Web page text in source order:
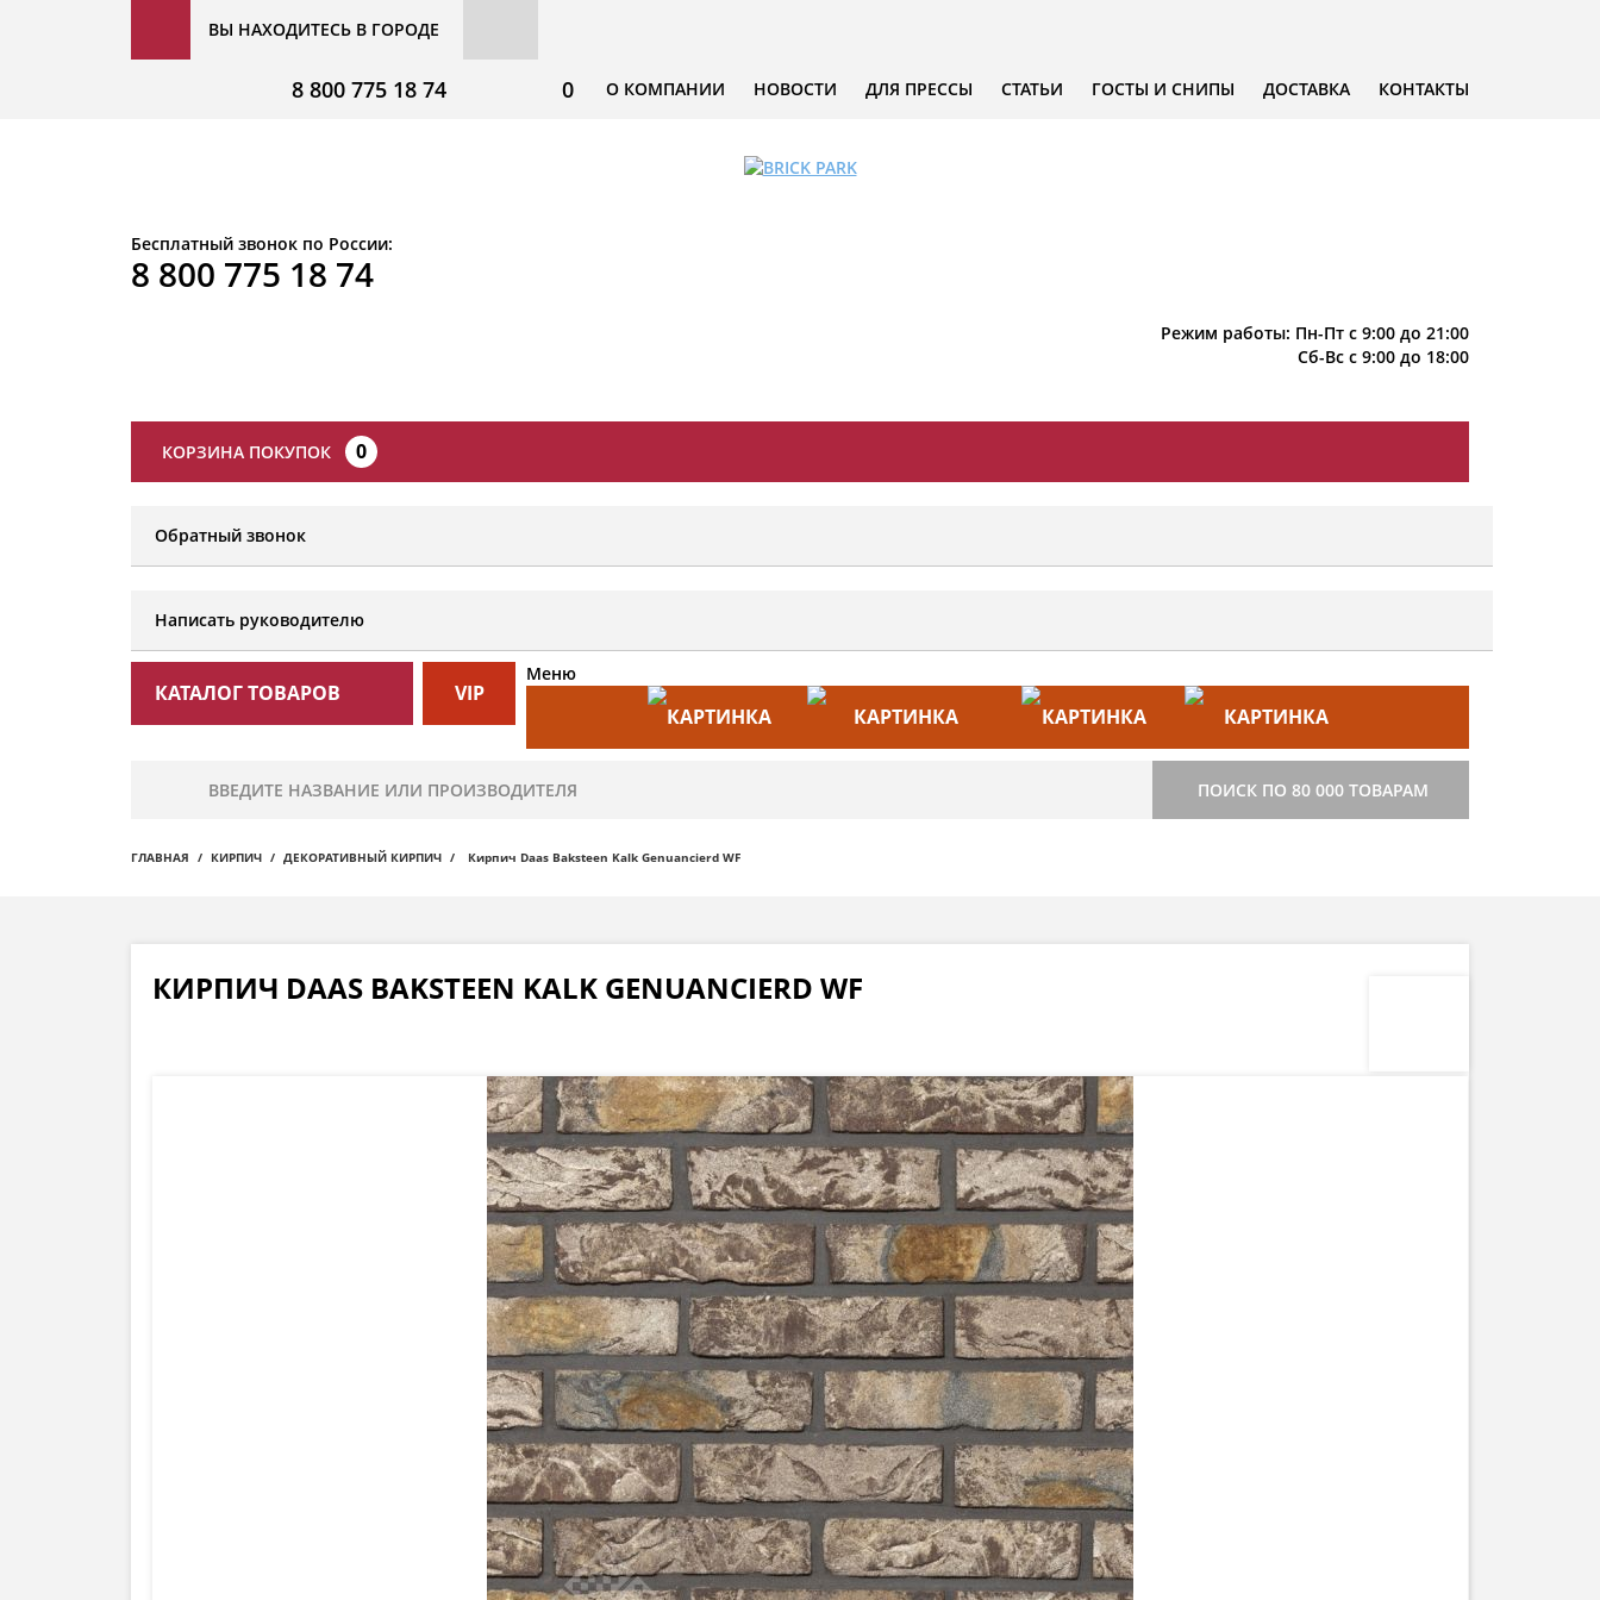
ВЫ НАХОДИТЕСЬ В ГОРОДЕ
О КОМПАНИИ НОВОСТИ ДЛЯ ПРЕССЫ СТАТЬИ ГОСТЫ И СНИПЫ ДОСТАВКА КОНТАКТЫ
0
8 800 775 18 74
Бесплатный звонок по России:
8 800 775 18 74
Режим работы: Пн-Пт с 9:00 до 21:00
Сб-Вс с 9:00 до 18:00
КОРЗИНА ПОКУПОК 0
Обратный звонок
Написать руководителю
КАТАЛОГ ТОВАРОВ VIP
Меню
СТРОИТЕЛЬСТВО
ПОИСК ПО 80 000 ТОВАРАМ
ГЛАВНАЯ КИРПИЧ ДЕКОРАТИВНЫЙ КИРПИЧ Кирпич Daas Baksteen Kalk Genuancierd WF
КИРПИЧ DAAS BAKSTEEN KALK GENUANCIERD WF